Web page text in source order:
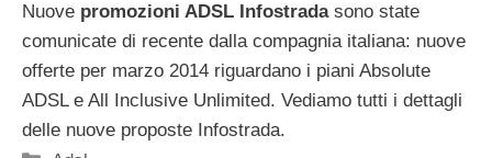
Nuove promozioni ADSL Infostradasono state
comunicate di recente dalla compagnia italiana: nuove
offerte per marzo 2014 riguardano i piani Absolute
ADSL e All Inclusive Unlimited. Vediamo tutti i dettagli
delle nuove proposte Infostrada.